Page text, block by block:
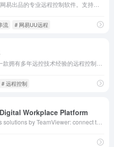
流 # 网易UU远程
# 远程控制
Workplace Platform